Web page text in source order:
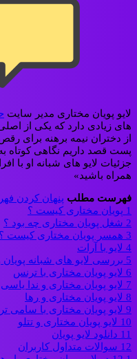
لایو پویان مختاری مدیر سایت
های زیادی دارد که یکی از
از دختران نیمه برهنه برای
پست قصد داریم نگاهی کوتاه
جزئیات لایو های شبانه او با
همراه باشید»
فهرست مطلب پنهان کردن
1 پویان مختاری کیست ؟
2 شغل پویان مختاری چه بود ؟
3 همسر پویان مختاری کیست ؟
4 لایو با آرات
5 بررسی لایو های شبانه پویان
6 لایو پویان مختاری با ترنس
7 لایو پویان مختاری و ندا یاسی
8 لایو پویان مختاری و رها
9 لایو پویان مختاری با سامی
10 لایو پویان مختاری و تتلو
11 دانلود لایو پویان
12 سوالات متداول کاربران